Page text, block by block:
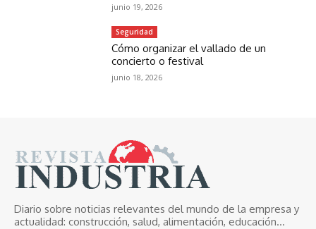
junio 19, 2026
Seguridad
Cómo organizar el vallado de un
concierto o festival
junio 18, 2026
Diario sobre noticias relevantes del mundo de la empresa y
actualidad: construcción, salud, alimentación, educación...